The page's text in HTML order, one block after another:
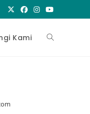
Kami Toggle